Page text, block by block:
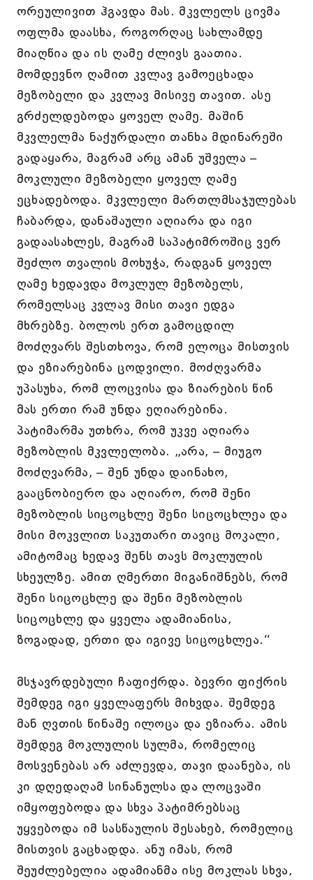
ორეულივით ჰგავდა მას. მკვლელს ცივმა
ოფლმა დაასხა, როგორღაც სახლამდე
მიაღწია და ის ღამე ძლივს გაათია.
მომდევნო ღამით კვლავ გამოეცხადა
მეზობელი და კვლავ მისივე თავით. ასე
გრძელდებოდა ყოველ ღამე. მაშინ
მკვლელმა ნაქურდალი თანხა მდინარეში
გადაყარა, მაგრამ არც ამან უშველა –
მოკლული მეზობელი ყოველ ღამე
ეცხადებოდა. მკვლელი მართლმსაჯულებას
ჩაბარდა, დანაშაული აღიარა და იგი
გადაასახლეს, მაგრამ საპატიმროშიც ვერ
შეძლო თვალის მოხუჭა, რადგან ყოველ
ღამე ხედავდა მოკლულ მეზობელს,
რომელსაც კვლავ მისი თავი ედგა
მხრებზე. ბოლოს ერთ გამოცდილ
მოძღვარს შესთხოვა, რომ ელოცა მისთვის
და ეზიარებინა ცოდვილი. მოძღვარმა
უპასუხა, რომ ლოცვისა და ზიარების წინ
მას ერთი რამ უნდა ეღიარებინა.
პატიმარმა უთხრა, რომ უკვე აღიარა
მეზობლის მკვლელობა. „არა, – მიუგო
მოძღვარმა, – შენ უნდა დაინახო,
გააცნობიერო და აღიარო, რომ შენი
მეზობლის სიცოცხლე შენი სიცოცხლეა და
მისი მოკვლით საკუთარი თავიც მოკალი,
ამიტომაც ხედავ შენს თავს მოკლულის
სხეულზე. ამით ღმერთი მიგანიშნებს, რომ
შენი სიცოცხლე და შენი მეზობლის
სიცოცხლე და ყველა ადამიანისა,
ზოგადად, ერთი და იგივე სიცოცხლეა.“
მსჯავრდებული ჩაფიქრდა. ბევრი ფიქრის
შემდეგ იგი ყველაფერს მიხვდა. შემდეგ
მან ღვთის წინაშე ილოცა და ეზიარა. ამის
შემდეგ მოკლულის სულმა, რომელიც
მოსვენებას არ აძლევდა, თავი დაანება, ის
კი დღედაღამ სინანულსა და ლოცვაში
იმყოფებოდა და სხვა პატიმრებსაც
უყვებოდა იმ სასწაულის შესახებ, რომელიც
მისთვის გაცხადდა. ანუ იმას, რომ
შეუძლებელია ადამიანმა ისე მოკლას სხვა,